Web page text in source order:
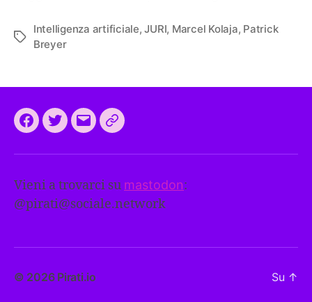
Tag
Intelligenza artificiale,JURI, Marcel Kolaja, Patrick
Breyer
Facebook
TwitterEmailCEEP
programma
comune
Vieni a trovarci su mastodon:
@pirati@sociale.network
© 2026 Pirati.io Su ↑